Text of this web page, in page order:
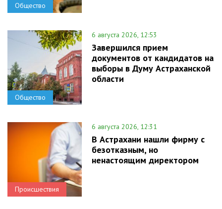
Общество
Общество
6 августа 2026, 12:53
Завершился прием
документов от кандидатов на
выборы в Думу Астраханской
области
Происшествия
6 августа 2026, 12:31
В Астрахани нашли фирму с
безотказным, но
ненастоящим директором